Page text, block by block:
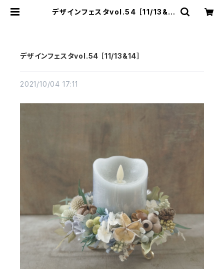
デザインフェスタvol.54 ［11/13&1
デザインフェスタvol.54 ［11/13&14］
2021/10/04 17:11